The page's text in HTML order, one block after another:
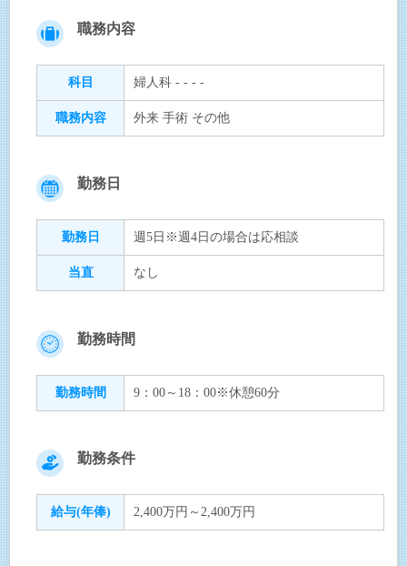
職務内容
科目 婦人科 - - - -
職務内容 外来 手術 その他
勤務日
勤務日 週5日※週4日の場合は応相談
当直 なし
勤務時間
勤務時間 9：00～18：00※休憩60分
勤務条件
給与(年俸) 2,400万円～2,400万円